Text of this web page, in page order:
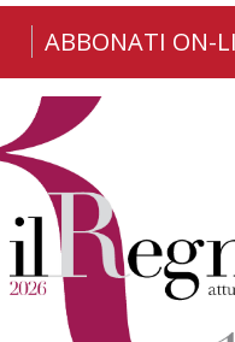
ABBONATI ON-